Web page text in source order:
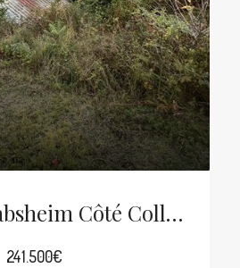
VENDUE Habsheim Côté Collines Maison À Rénover Avec Potentiel Sur 8.74 Ares
241.500€